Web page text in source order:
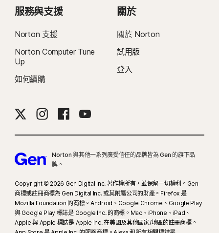
服務與支援
Norton 支援
Norton Computer Tune
Up
如何續購
關於
關於 Norton
試用版
登入
Norton 與其他一系列廣受信任的品牌皆為 Gen 的旗下品
牌。
Copyright © 2026 Gen Digital Inc. 著作權所有，並保留一切權利。Gen
商標或註冊商標為 Gen Digital Inc. 或其附屬公司的財產。Firefox 是
Mozilla Foundation 的商標。Android、Google Chrome、Google Play
與 Google Play 標誌是 Google Inc. 的商標。Mac、iPhone、iPad、
Apple 與 Apple 標誌是 Apple Inc. 在美國及其他國家/地區的註冊商標。